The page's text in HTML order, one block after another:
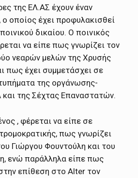
της ΕΛ.ΑΣ έχουν έναν
ο οποίος έχει προφυλακισθεί
δικαίου. Ο ποινικός
να είπε πως γνωρίζει τον
νεαρών μελών της Χρυσής
πως έχει συμμετάσχει σε
της οργάνωσης-
της Σέχτας Επαναστατών.
, φέρεται να είπε σε
πως γνωρίζει
Γιώργου Φουντούλη και του
ενώ παράλληλα είπε πως
επίθεση στο Alter τον